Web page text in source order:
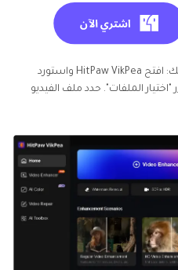
استيراد الفيديو الخاص بك: افتح HitPaw VikPea واستورد
الملفات". حدد ملف الفيديو